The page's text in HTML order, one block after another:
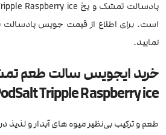
است. برای اطلاع از قیمت جویس پادسالت
نمایید.
خرید ایجویس سالت طعم
Tripple Raspberry ice
طعم و ترکیب بی‌نظیر میوه های آبدار و